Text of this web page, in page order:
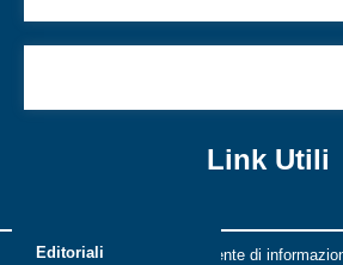
Link Utili
Editoriali
Riflessi è una rivista indipendente di